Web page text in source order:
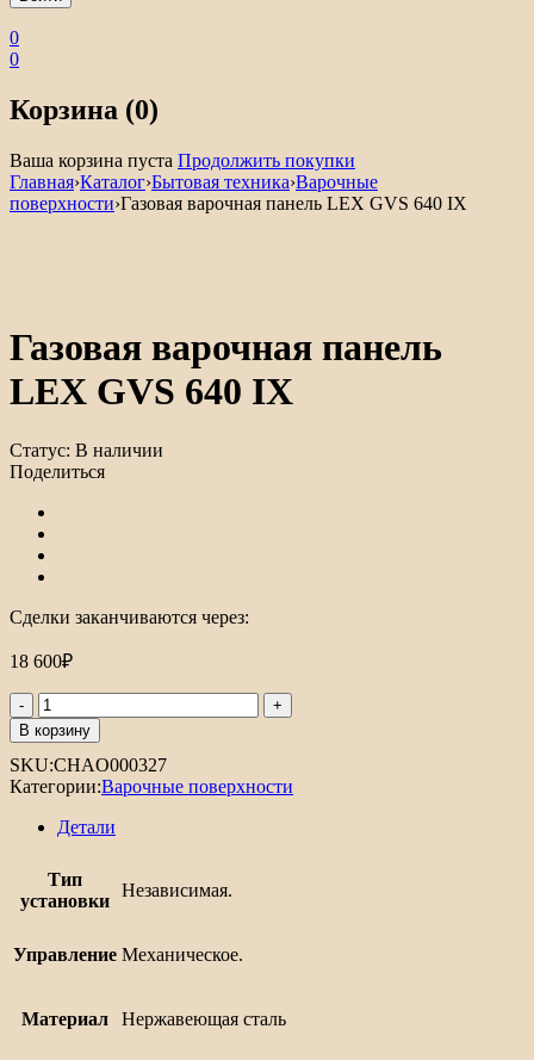
0
0
Корзина (0)
Ваша корзина пуста Продолжить покупки
Главная›Каталог›Бытовая техника›Варочные
поверхности›Газовая варочная панель LEX GVS 640 IX
Газовая варочная панель
LEX GVS 640 IX
Статус: В наличии
Поделиться
Сделки заканчиваются через:
18 600₽
В корзину
SKU:CHAO000327
Категории:Варочные поверхности
Детали
Тип
установки
Независимая.
Управление Механическое.
Материал Нержавеющая сталь